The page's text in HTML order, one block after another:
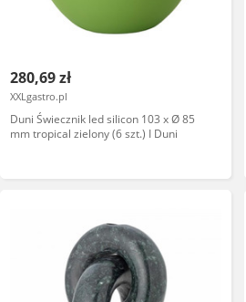
280,69 zł
XXLgastro.pl
Duni Świecznik led silicon 103 x Ø 85
mm tropical zielony (6 szt.) I Duni